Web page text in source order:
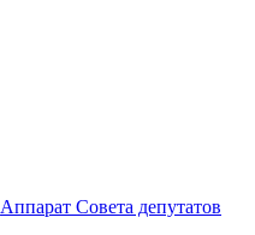
Аппарат Совета депутатов